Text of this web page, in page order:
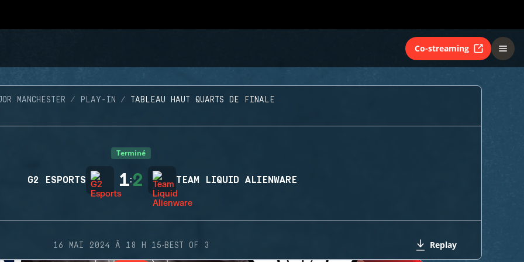
Co-streaming
MANCHESTER PLAY-IN TABLEAU HAUT QUARTS DE FINALE
Terminé
G2 ESPORTS 1:2 TEAM LIQUID ALIENWARE
16 MAI 2024 À 18 H 15·BEST OF 3 Replay